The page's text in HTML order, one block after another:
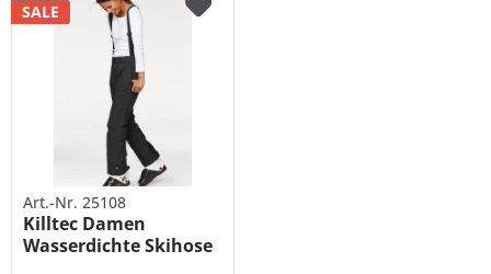
SALE
Art.-Nr. 25108
Killtec Damen
Wasserdichte Skihose